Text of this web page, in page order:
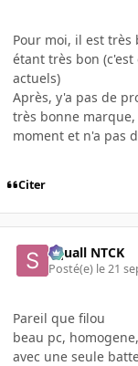
Pour moi, il est
étant très bon
actuels)
Après, y'a pas de
très bonne
moment et n'a pas
Citer
Squall NTCK
Posté(e) le 21
Pareil que filou
beau pc,
avec une seule